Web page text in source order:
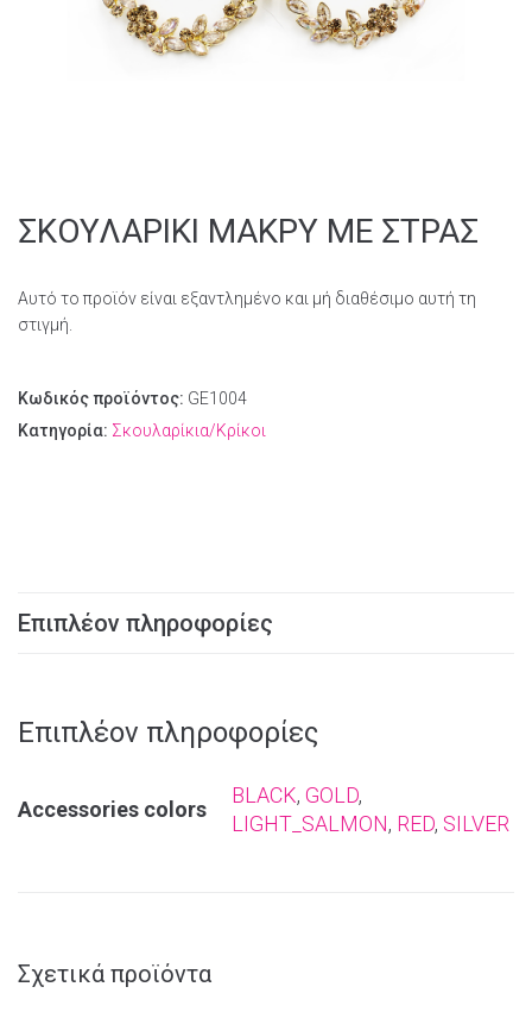
ΣΚΟΥΛΑΡΙΚΙ ΜΑΚΡΥ ΜΕ ΣΤΡΑΣ
Αυτό το προϊόν είναι εξαντλημένο και μή διαθέσιμο αυτή τη
στιγμή.
Κωδικός προϊόντος: GE1004
Κατηγορία: Σκουλαρίκια/Κρίκοι
Επιπλέον πληροφορίες
Επιπλέον πληροφορίες
Αccessories colors
BLACK, GOLD,
LIGHT_SALMON, RED, SILVER
Σχετικά προϊόντα